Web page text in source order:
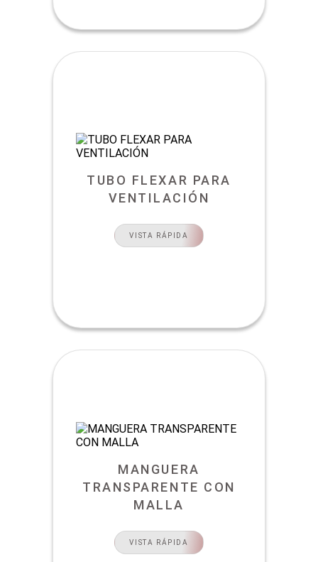
TUBO FLEXAR PARA
VENTILACIÓN
VISTA RÁPIDA
MANGUERA
TRANSPARENTE CON
MALLA
VISTA RÁPIDA